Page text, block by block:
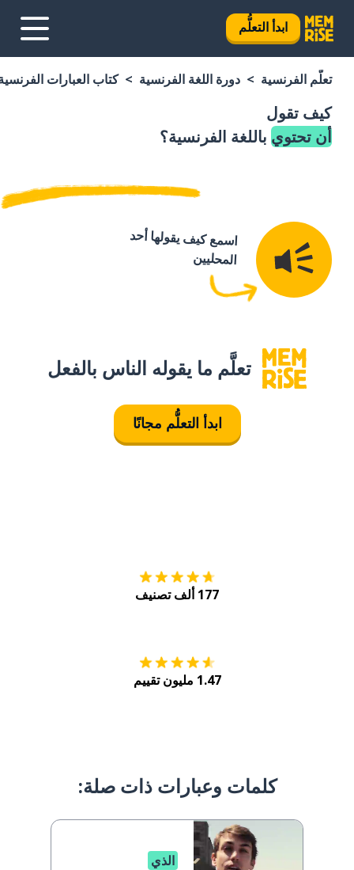
ابدأ التعلُّم
تعلَّم الفرنسية دورة اللغة الفرنسية كتاب العبارات
كيف تقول
أن تحتوي باللغة الفرنسية؟
اسمع كيف يقولها أحد
المحليين
تعلَّم ما يقوله الناس بالفعل
ابدأ التعلُّم مجانًا
177 ألف تصنيف
1.47 مليون تقييم
كلمات وعبارات ذات صلة:
الذي